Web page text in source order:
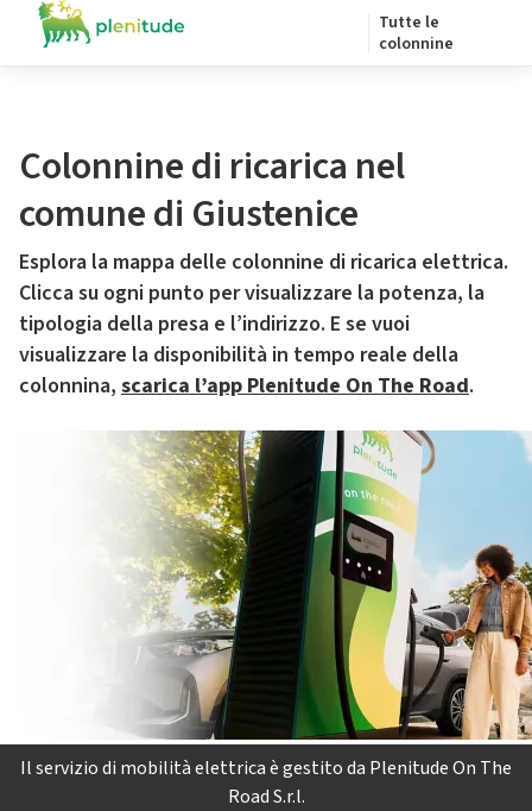
Tutte le
colonnine
Colonnine di ricarica nel
comune di Giustenice
Esplora la mappa delle colonnine di ricarica elettrica.
Clicca su ogni punto per visualizzare la potenza, la
tipologia della presa e l’indirizzo. E se vuoi
visualizzare la disponibilità in tempo reale della
colonnina, scarica l’app Plenitude On The Road.
Il servizio di mobilità elettrica è gestito da Plenitude On The
Road S.r.l.